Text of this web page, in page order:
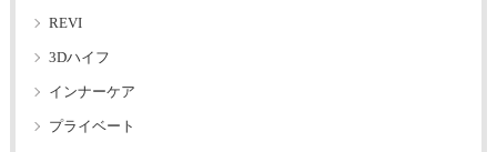
REVI
3Dハイフ
インナーケア
プライベート